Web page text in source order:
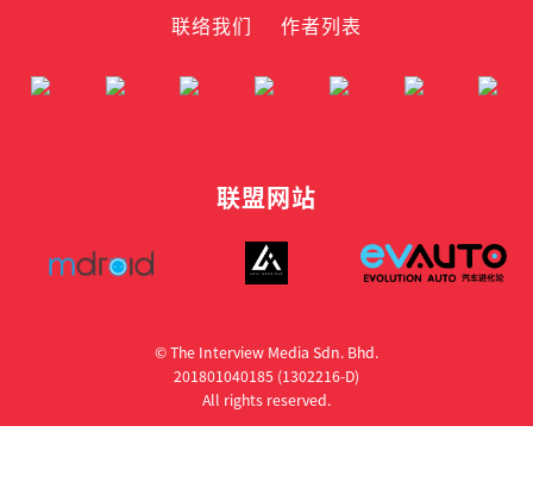
联络我们
作者列表
联盟网站
© The Interview Media Sdn. Bhd.
201801040185 (1302216­-D)
All rights reserved.